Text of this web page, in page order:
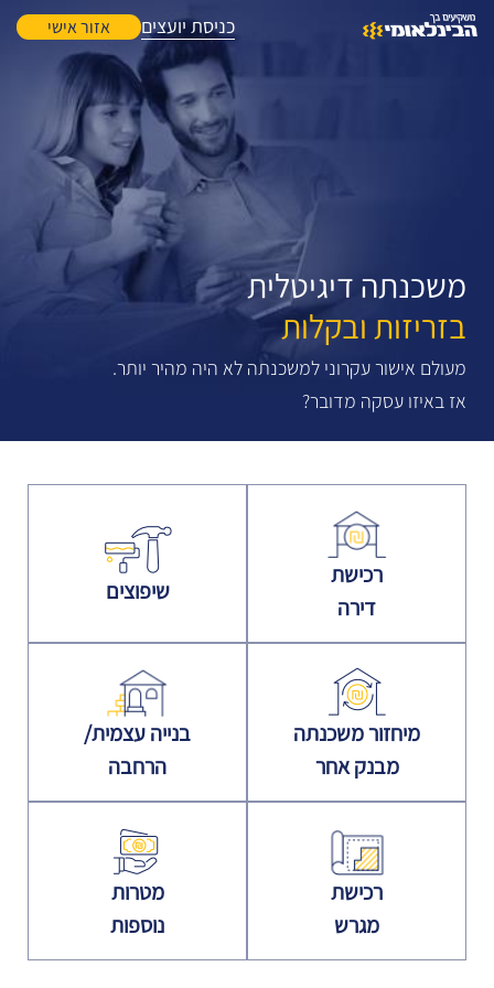
אזור אישי כניסת יועצים
משכנתה דיגיטלית
בזריזות ובקלות
מעולם אישור עקרוני למשכנתה לא היה מהיר יותר.
אז באיזו עסקה מדובר?
רכישת
דירה
שיפוצים
מיחזור משכנתה
מבנק אחר
בנייה עצמית/
הרחבה
רכישת
מגרש
מטרות
נוספות